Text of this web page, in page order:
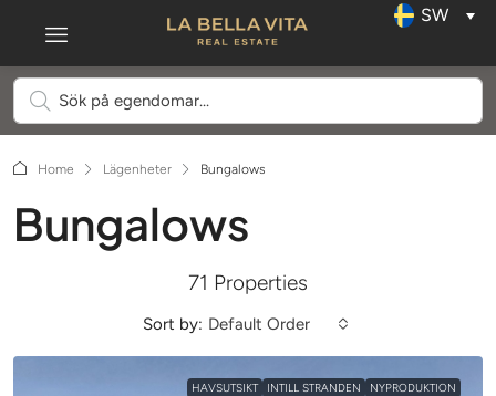
SW
Home Lägenheter Bungalows
Bungalows
71 Properties
Sort by: Default Order
HAVSUTSIKT INTILL STRANDEN NYPRODUKTION